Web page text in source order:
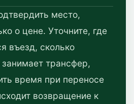
место,
о цене. Уточните, где
въезд, сколько
трансфер,
время при переносе
возвращение к